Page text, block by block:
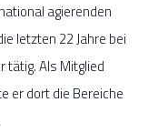
agierenden
letzten 22 Jahre bei
Als Mitglied
er dort die Bereiche